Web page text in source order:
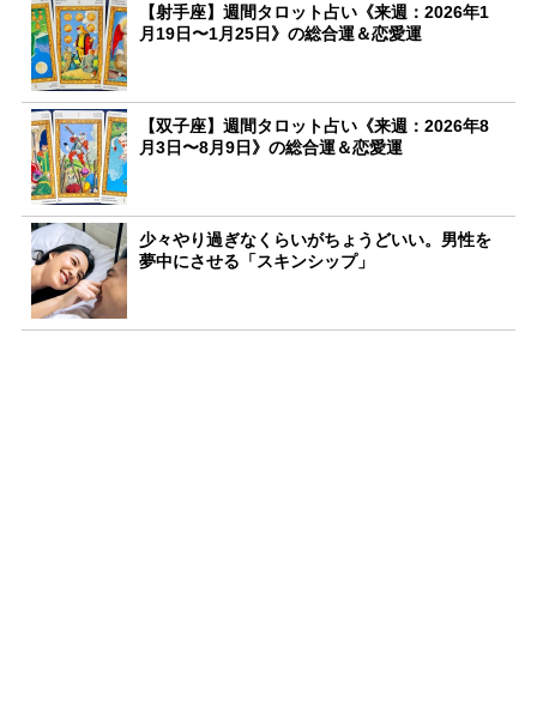
【射手座】週間タロット占い《来週：2026年1
月19日〜1月25日》の総合運＆恋愛運
【双子座】週間タロット占い《来週：2026年8
月3日〜8月9日》の総合運＆恋愛運
少々やり過ぎなくらいがちょうどいい。男性を
夢中にさせる「スキンシップ」